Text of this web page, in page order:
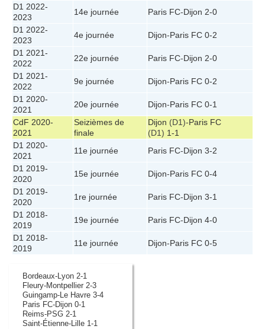
D1 2022-
2023
14e journée Paris FC-Dijon 2-0
D1 2022-
2023
4e journée Dijon-Paris FC 0-2
D1 2021-
2022
22e journée Paris FC-Dijon 2-0
D1 2021-
2022
9e journée Dijon-Paris FC 0-2
D1 2020-
2021
20e journée Dijon-Paris FC 0-1
CdF 2020-
2021
Seizièmes de
finale
Dijon (D1)-Paris FC
(D1) 1-1
D1 2020-
2021
11e journée Paris FC-Dijon 3-2
D1 2019-
2020
15e journée Dijon-Paris FC 0-4
D1 2019-
2020
1re journée Paris FC-Dijon 3-1
D1 2018-
2019
19e journée Paris FC-Dijon 4-0
D1 2018-
2019
11e journée Dijon-Paris FC 0-5
Bordeaux-Lyon 2-1
Fleury-Montpellier 2-3
Guingamp-Le Havre 3-4
Paris FC-Dijon 0-1
Reims-PSG 2-1
Saint-Étienne-Lille 1-1